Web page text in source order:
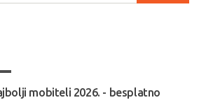
mobiteli 2026. - besplatno